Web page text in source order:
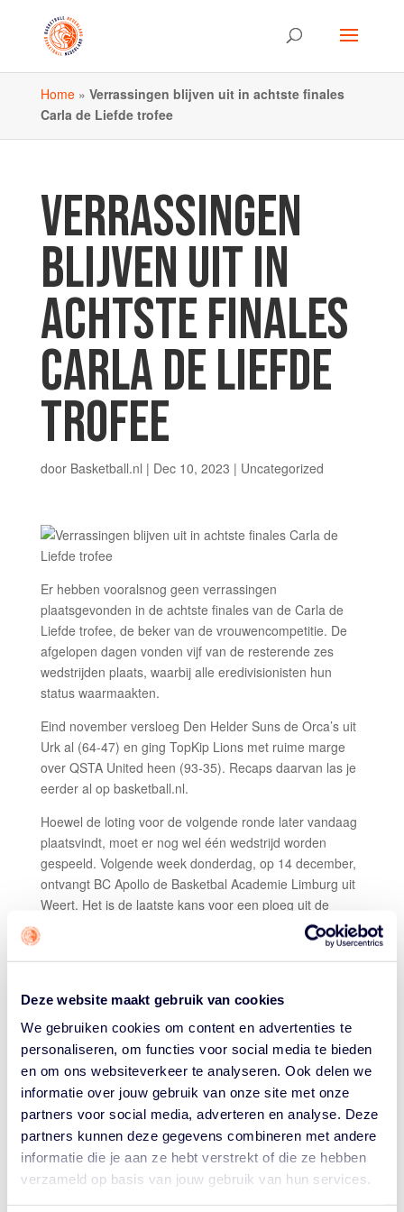
Deze website maakt gebruik van cookies
We gebruiken cookies om content en advertenties te
personaliseren, om functies voor social media te bieden
en om ons websiteverkeer te analyseren. Ook delen we
informatie over jouw gebruik van onze site met onze
partners voor social media, adverteren en analyse. Deze
partners kunnen deze gegevens combineren met andere
informatie die je aan ze hebt verstrekt of die ze hebben
verzameld op basis van jouw gebruik van hun services.
Home» Verrassingen blijven uit in achtste finales
Carla de Liefde trofee
VERRASSINGEN
BLIJVEN UIT IN
ACHTSTE FINALES
CARLA DE LIEFDE
TROFEE
door Basketball.nl | Dec 10, 2023 | Uncategorized
Er hebben vooralsnog geen verrassingen
plaatsgevonden in de achtste finales van de Carla de
Liefde trofee, de beker van de vrouwencompetitie. De
afgelopen dagen vonden vijf van de resterende zes
wedstrijden plaats, waarbij alle eredivisionisten hun
status waarmaakten.
Eind november versloeg Den Helder Suns de Orca’s uit
Urk al (64-47) en ging TopKip Lions met ruime marge
over QSTA United heen (93-35). Recaps daarvan las je
eerder al op basketball.nl.
Hoewel de loting voor de volgende ronde later vandaag
plaatsvindt, moet er nog wel één wedstrijd worden
gespeeld. Volgende week donderdag, op 14 december,
ontvangt BC Apollo de Basketbal Academie Limburg uit
Weert. Het is de laatste kans voor een ploeg uit de
promodivisie om een eredivisionist uit het toernooi te
De bekerwedstrijden van de afgelopen dagen lieten er
geen misverstand over bestaan: de beste ploegen van
Nederland spelen ook daadwerkelijk in de eredivisie.
Grasshoppers zette dinsdag de toon door met 28-116
over River Trotters heen te denderen. Lotte van
Kruistum scoorde in haar eentje bijna net zo veel punten
(27) als de thuisploeg, die volgens Grasshoppers voor
een ‘warm welkom en ontvangst’ hadden gezorgd.
Het zou niet de enige 100-burger zijn die de